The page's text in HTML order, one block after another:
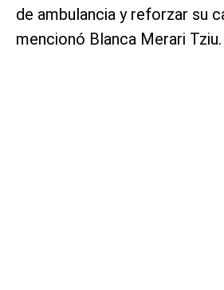
de ambulancia y reforzar su
mencionó Blanca Merari Tziu.